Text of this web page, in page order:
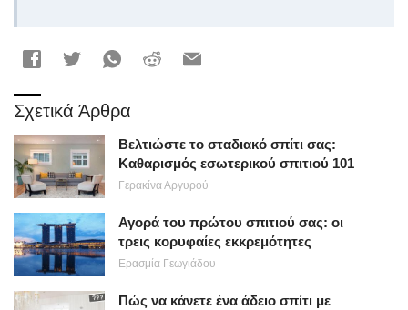
Σχετικά Άρθρα
Βελτιώστε το σταδιακό σπίτι σας:
Καθαρισμός εσωτερικού σπιτιού 101
Γερακίνα Αργυρού
Αγορά του πρώτου σπιτιού σας: οι
τρεις κορυφαίες εκκρεμότητες
Ερασμία Γεωγιάδου
Πώς να κάνετε ένα άδειο σπίτι με